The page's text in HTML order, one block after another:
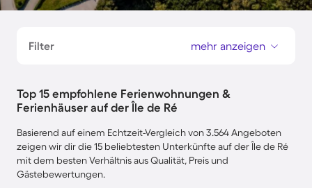
Filter mehr anzeigen
Top 15 empfohlene Ferienwohnungen &
Ferienhäuser auf der Île de Ré
Basierend auf einem Echtzeit-Vergleich von 3.564 Angeboten
zeigen wir dir die 15 beliebtesten Unterkünfte auf der Île de Ré
mit dem besten Verhältnis aus Qualität, Preis und
Gästebewertungen.